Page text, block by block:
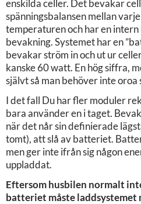
enskilda celler. Det bevakar
spänningsbalansen mellan
temperaturen och har en intern
bevakning. Systemet har en
bevakar ström in och ut ur
kanske 60 watt. En hög siffra,
självt så man behöver inte oroa
I det fall Du har fler moduler
bara använder en i taget.
när det når sin definierade
tomt), att slå av batteriet.
men ger inte ifrån sig någon
uppladdat.
Eftersom husbilen normalt
batteriet måste laddsystemet